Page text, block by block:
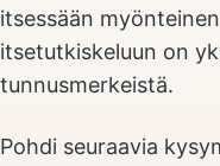
itsessään
itsetutkiskeluun on
tunnusmerkeistä.
Pohdi seuraavia